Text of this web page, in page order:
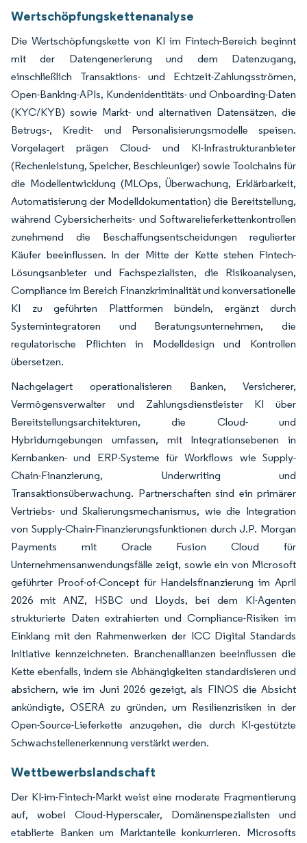
Wertschöpfungskettenanalyse
Die Wertschöpfungskette von KI im Fintech-Bereich beginnt
mit der Datengenerierung und dem Datenzugang,
einschließlich Transaktions- und Echtzeit-Zahlungsströmen,
Open-Banking-APIs, Kundenidentitäts- und Onboarding-Daten
(KYC/KYB) sowie Markt- und alternativen Datensätzen, die
Betrugs-, Kredit- und Personalisierungsmodelle speisen.
Vorgelagert prägen Cloud- und KI-Infrastrukturanbieter
(Rechenleistung, Speicher, Beschleuniger) sowie Toolchains für
die Modellentwicklung (MLOps, Überwachung, Erklärbarkeit,
Automatisierung der Modelldokumentation) die Bereitstellung,
während Cybersicherheits- und Softwarelieferkettenkontrollen
zunehmend die Beschaffungsentscheidungen regulierter
Käufer beeinflussen. In der Mitte der Kette stehen Fintech-
Lösungsanbieter und Fachspezialisten, die Risikoanalysen,
Compliance im Bereich Finanzkriminalität und konversationelle
KI zu geführten Plattformen bündeln, ergänzt durch
Systemintegratoren und Beratungsunternehmen, die
regulatorische Pflichten in Modelldesign und Kontrollen
übersetzen.
Nachgelagert operationalisieren Banken, Versicherer,
Vermögensverwalter und Zahlungsdienstleister KI über
Bereitstellungsarchitekturen, die Cloud- und
Hybridumgebungen umfassen, mit Integrationsebenen in
Kernbanken- und ERP-Systeme für Workflows wie Supply-
Chain-Finanzierung, Underwriting und
Transaktionsüberwachung. Partnerschaften sind ein primärer
Vertriebs- und Skalierungsmechanismus, wie die Integration
von Supply-Chain-Finanzierungsfunktionen durch J.P. Morgan
Payments mit Oracle Fusion Cloud für
Unternehmensanwendungsfälle zeigt, sowie ein von Microsoft
geführter Proof-of-Concept für Handelsfinanzierung im April
2026 mit ANZ, HSBC und Lloyds, bei dem KI-Agenten
strukturierte Daten extrahierten und Compliance-Risiken im
Einklang mit den Rahmenwerken der ICC Digital Standards
Initiative kennzeichneten. Branchenallianzen beeinflussen die
Kette ebenfalls, indem sie Abhängigkeiten standardisieren und
absichern, wie im Juni 2026 gezeigt, als FINOS die Absicht
ankündigte, OSERA zu gründen, um Resilienzrisiken in der
Open-Source-Lieferkette anzugehen, die durch KI-gestützte
Schwachstellenerkennung verstärkt werden.
Wettbewerbslandschaft
Der KI-im-Fintech-Markt weist eine moderate Fragmentierung
auf, wobei Cloud-Hyperscaler, Domänenspezialisten und
etablierte Banken um Marktanteile konkurrieren. Microsofts